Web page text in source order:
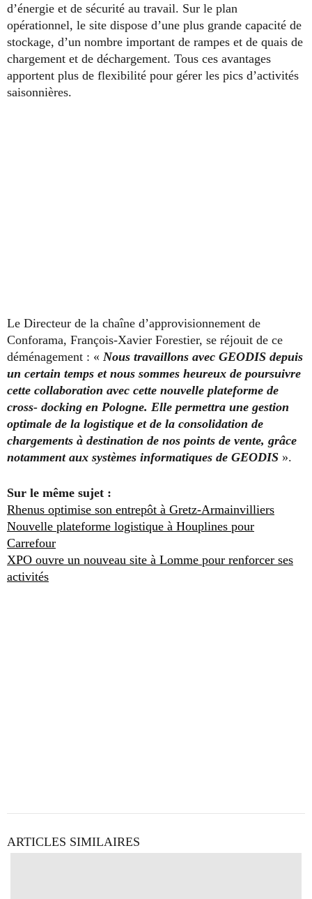
d’énergie et de sécurité au travail. Sur le plan
opérationnel, le site dispose d’une plus grande capacité de
stockage, d’un nombre important de rampes et de quais de
chargement et de déchargement. Tous ces avantages
apportent plus de flexibilité pour gérer les pics d’activités
saisonnières.
Le Directeur de la chaîne d’approvisionnement de
Conforama, François-Xavier Forestier, se réjouit de ce
déménagement : « Nous travaillons avec GEODIS depuis
un certain temps et nous sommes heureux de poursuivre
cette collaboration avec cette nouvelle plateforme de
cross- docking en Pologne. Elle permettra une gestion
optimale de la logistique et de la consolidation de
chargements à destination de nos points de vente, grâce
notamment aux systèmes informatiques de GEODIS ».
Sur le même sujet :
Rhenus optimise son entrepôt à Gretz-Armainvilliers
Nouvelle plateforme logistique à Houplines pour
Carrefour
XPO ouvre un nouveau site à Lomme pour renforcer ses
activités
ARTICLES SIMILAIRES